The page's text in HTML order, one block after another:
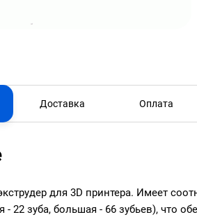
Доставка Оплата
для 3D принтера. Имеет
- 22 зуба, большая - 66 зубьев), что